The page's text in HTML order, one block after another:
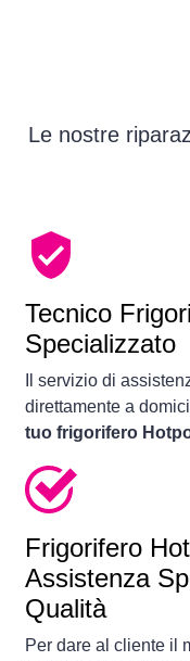
Le nostre
Tecnico
Specializzato
Il servizio di
direttamente a
tuo frigorifero
Frigorifero
Assistenza
Qualità
Per dare al cliente il